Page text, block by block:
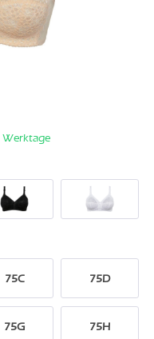
Werktage
75C 75D
75G 75H